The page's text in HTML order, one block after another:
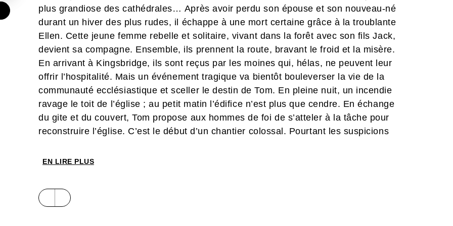
plus grandiose des cathédrales… Après avoir perdu son épouse et son nouveau-né
durant un hiver des plus rudes, il échappe à une mort certaine grâce à la troublante
Ellen. Cette jeune femme rebelle et solitaire, vivant dans la forêt avec son fils Jack,
devient sa compagne. Ensemble, ils prennent la route, bravant le froid et la misère.
En arrivant à Kingsbridge, ils sont reçus par les moines qui, hélas, ne peuvent leur
offrir l’hospitalité. Mais un événement tragique va bientôt bouleverser la vie de la
communauté ecclésiastique et sceller le destin de Tom. En pleine nuit, un incendie
ravage le toit de l’église ; au petit matin l’édifice n’est plus que cendre. En échange
du gite et du couvert, Tom propose aux hommes de foi de s’atteler à la tâche pour
reconstruire l’église. C’est le début d’un chantier colossal. Pourtant les suspicions
déclarer ? Au même moment, des voix commencent à s’élever contre la présence
cathédrale sortir de terre…
EN LIRE PLUS